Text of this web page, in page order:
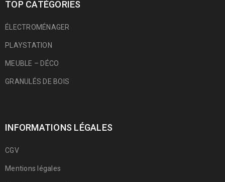
TOP CATÉGORIES
ÉLECTROMÉNAGER
PLAYSTATION
MEUBLE – DÉCO
GRANULÉS DE BOIS
INFORMATIONS LÉGALES
CGV
Mentions légales